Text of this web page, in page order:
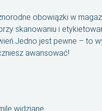
obowiązki w
skanowaniu i
jest pewne – to
awansować!
widziane